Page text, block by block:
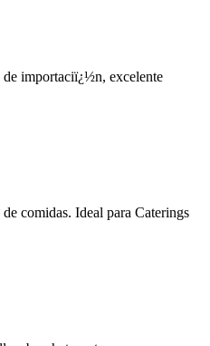
importaciï¿½n, excelente
comidas. Ideal para Caterings